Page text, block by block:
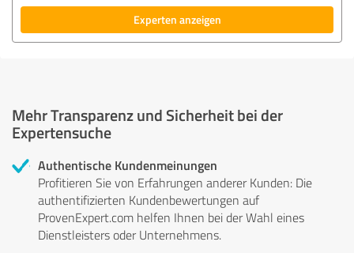
Experten anzeigen
Mehr Transparenz und Sicherheit bei der
Expertensuche
Authentische Kundenmeinungen
Profitieren Sie von Erfahrungen anderer Kunden: Die
authentifizierten Kundenbewertungen auf
ProvenExpert.com helfen Ihnen bei der Wahl eines
Dienstleisters oder Unternehmens.